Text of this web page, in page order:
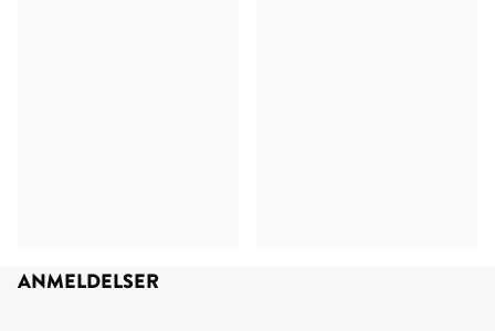
ANMELDELSER